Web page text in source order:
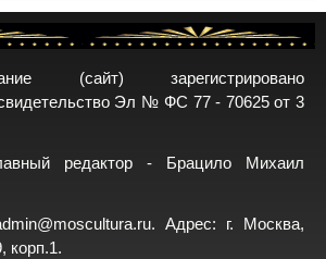
(сайт) зарегистрировано
Эл № ФС 77 - 70625 от 3
редактор - Брацило Михаил
. Адрес: г. Москва,
корп.1.